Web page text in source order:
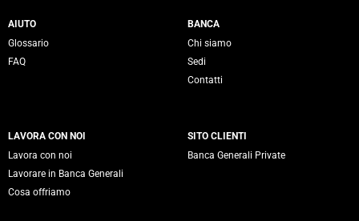
Servizi Banca Generali
AIUTO
Glossario
FAQ
BANCA
Chi siamo
Sedi
Contatti
LAVORA CON NOI
Lavora con noi
Lavorare in Banca Generali
Cosa offriamo
SITO CLIENTI
Banca Generali Private